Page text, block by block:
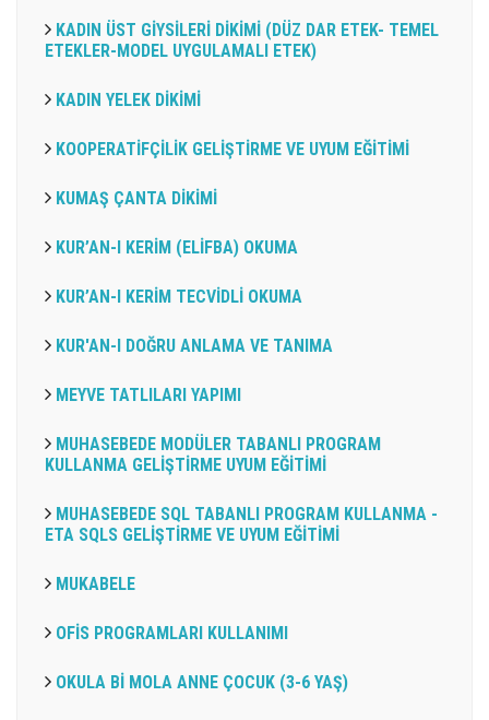
KADIN ÜST GİYSİLERİ DİKİMİ (DÜZ DAR ETEK- TEMEL
ETEKLER-MODEL UYGULAMALI ETEK)
KADIN YELEK DİKİMİ
KOOPERATİFÇİLİK GELİŞTİRME VE UYUM EĞİTİMİ
KUMAŞ ÇANTA DİKİMİ
KUR’AN-I KERİM (ELİFBA) OKUMA
KUR’AN-I KERİM TECVİDLİ OKUMA
KUR'AN-I DOĞRU ANLAMA VE TANIMA
MEYVE TATLILARI YAPIMI
MUHASEBEDE MODÜLER TABANLI PROGRAM
KULLANMA GELİŞTİRME UYUM EĞİTİMİ
MUHASEBEDE SQL TABANLI PROGRAM KULLANMA -
ETA SQLS GELİŞTİRME VE UYUM EĞİTİMİ
MUKABELE
OFİS PROGRAMLARI KULLANIMI
OKULA Bİ MOLA ANNE ÇOCUK (3-6 YAŞ)